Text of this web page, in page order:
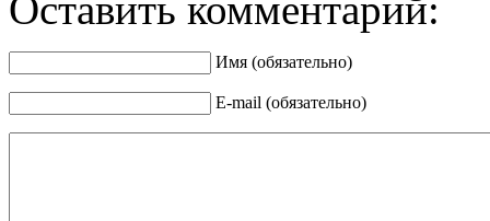
Оставить комментарий:
Имя (обязательно)
E-mail (обязательно)